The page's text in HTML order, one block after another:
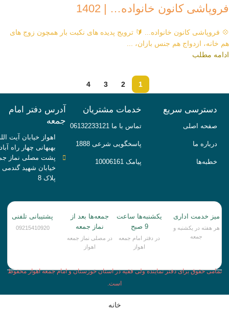
فروپاشی کانون خانواده… | 1402
💠 فروپاشی کانون خانواده... 🔰 ترویج پدیده های نکبت بار همچون زوج های
هم خانه، ازدواج هم جنس بازان، ...
ادامه مطلب
1
2
3
4
دسترسی سریع
صفحه اصلی
درباره ما
خطبه‌ها
خدمات مشتریان
تماس با ما 06132233121
پاسخگویی شرعی 1888
پیامک 10006161
آدرس دفتر امام
جمعه
اهواز خیابان آیت
بهبهانی چهار راه
پشت مصلی نماز
خیابان شهید گندمی
پلاک 8
میز خدمت اداری
هر هفته در یکشنبه و
جمعه
یکشنبه‌ها ساعت
9 صبح
در دفتر امام جمعه
اهواز
جمعه‌ها بعد از
نماز جمعه
در مصلی نماز جمعه
اهواز
پشتیبانی تلفنی
09215410920
تمامی حقوق برای دفتر نماینده ولی فقیه در استان خوزستان و امام جمعه اهواز محفوظ
است.
خانه